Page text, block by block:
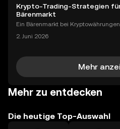
Krypto-Trading-Strategien
Bärenmarkt
Ein Bärenmarkt bei
mung. Für unvorbereitete Investoren
2. Juni 2026
Mehr
Mehr zu entdecken
Die heutige Top-Auswahl